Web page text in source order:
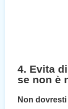
4. Evita
se non è
Non